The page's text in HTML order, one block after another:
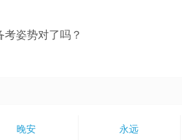
姿势对了吗？
晚安 永远